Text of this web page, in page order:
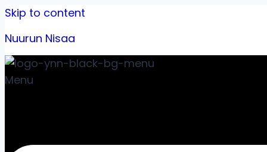
Skip to content
Nuurun Nisaa
Menu